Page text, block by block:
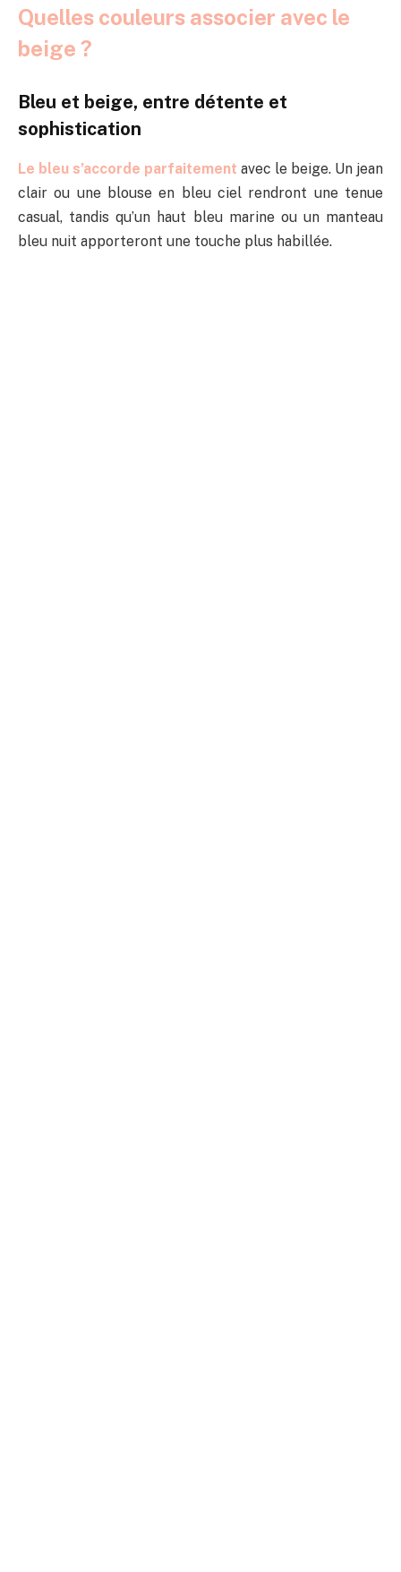
Quelles couleurs associer avec le
beige ?
Bleu et beige, entre détente et
sophistication
Le bleu s’accorde parfaitement avec le beige. Un jean
clair ou une blouse en bleu ciel rendront une tenue
casual, tandis qu’un haut bleu marine ou un manteau
bleu nuit apporteront une touche plus habillée.